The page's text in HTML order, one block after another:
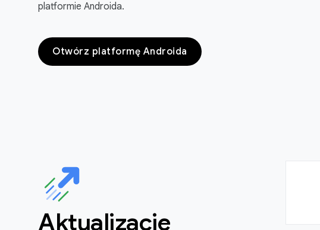
platformie Androida.
Otwórz platformę Androida
Aktualizacje